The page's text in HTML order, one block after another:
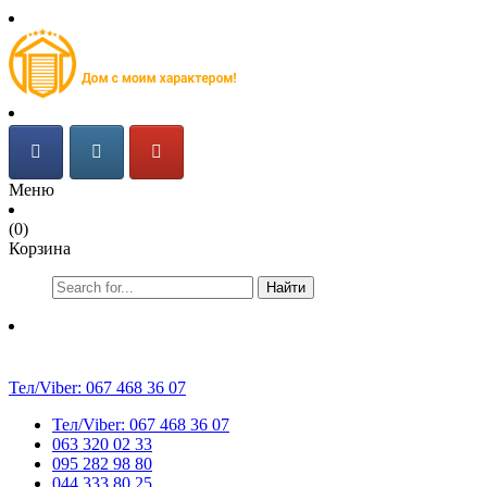
Меню
(0)
Корзина
Найти
Тел/Viber: 067 468 36 07
Тел/Viber: 067 468 36 07
063 320 02 33
095 282 98 80
044 333 80 25